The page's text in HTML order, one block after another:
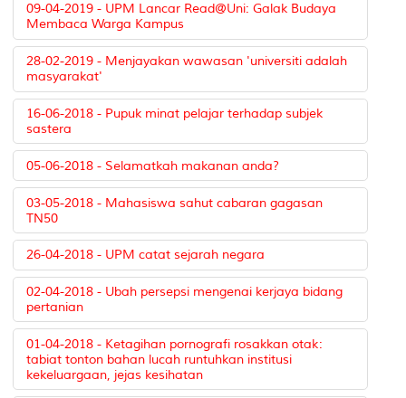
09-04-2019 - UPM Lancar Read@Uni: Galak Budaya
Membaca Warga Kampus
28-02-2019 - Menjayakan wawasan 'universiti adalah
masyarakat'
16-06-2018 - Pupuk minat pelajar terhadap subjek
sastera
05-06-2018 - Selamatkah makanan anda?
03-05-2018 - Mahasiswa sahut cabaran gagasan
TN50
26-04-2018 - UPM catat sejarah negara
02-04-2018 - Ubah persepsi mengenai kerjaya bidang
pertanian
01-04-2018 - Ketagihan pornografi rosakkan otak:
tabiat tonton bahan lucah runtuhkan institusi
kekeluargaan, jejas kesihatan